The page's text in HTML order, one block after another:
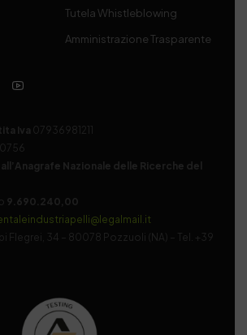
Tutela Whistleblowing
Amministrazione Trasparente
Iva 07936981211
Nazionale delle Ricerche del
9.690.240,00
Flegrei, 34 – 80078 Pozzuoli (NA) – Tel. +39